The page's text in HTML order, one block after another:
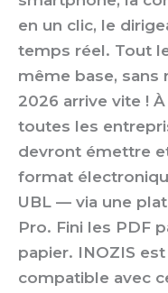
en un clic, le
temps réel. Tout
même base, sans
2026 arrive vite !
toutes les
devront émettre
format
UBL — via une
Pro. Fini les PDF
papier. INOZIS est
compatible avec